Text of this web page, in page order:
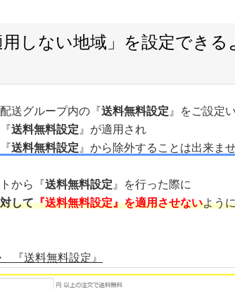
用しない地域」を設定できる
送グループ内の『送料無料設定 』をご設定
送料無料設定 』が適用され
送料無料設定 』から除外することは出来ま
から『送料無料設定 』を行った際に
して『送料無料設定』を適用させないよう
送料無料設定』